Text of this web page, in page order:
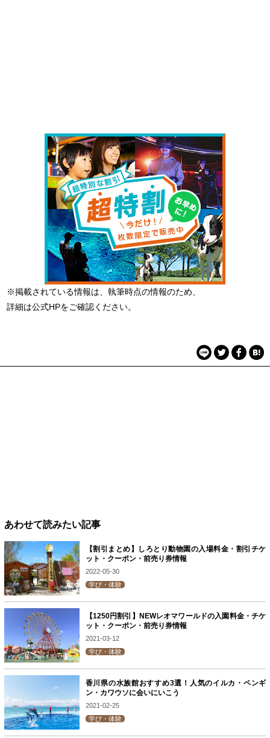
※掲載されている情報は、執筆時点の情報のため、
詳細は公式HPをご確認ください。
あわせて読みたい記事
【割引まとめ】しろとり動物園の入場料金・割引チケ
ット・クーポン・前売り券情報
2022-05-30
学び・体験
【1250円割引】NEWレオマワールドの入園料金・チケ
ット・クーポン・前売り券情報
2021-03-12
学び・体験
香川県の水族館おすすめ3選！人気のイルカ・ペンギ
ン・カワウソに会いにいこう
2021-02-25
学び・体験